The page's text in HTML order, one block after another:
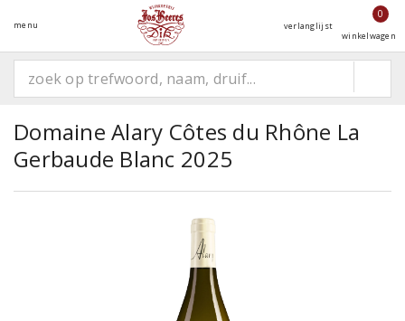
menu verlanglijst
0
winkelwagen
Domaine Alary Côtes du Rhône La
Gerbaude Blanc 2025